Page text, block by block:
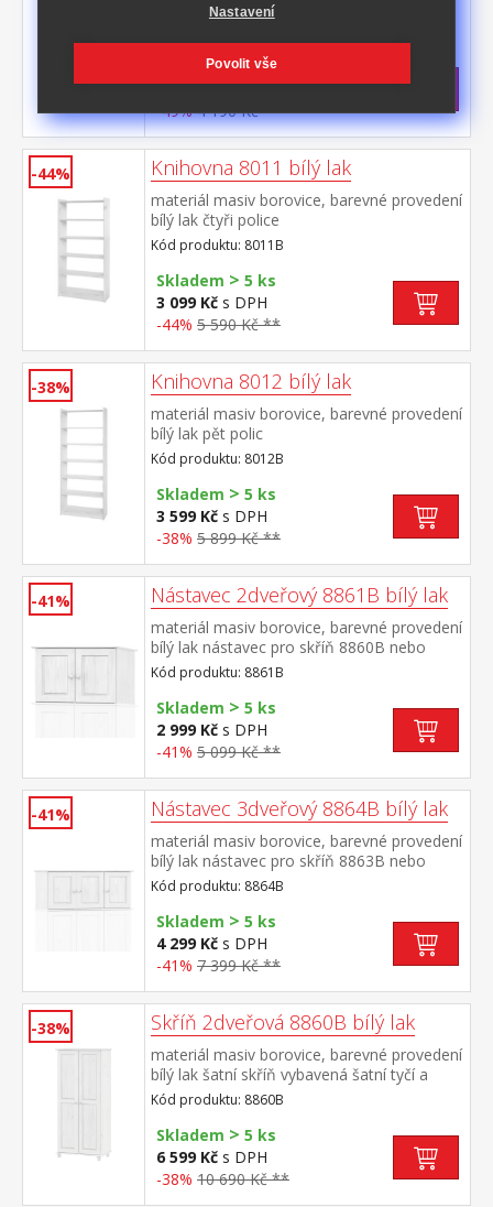
bílý lak dvě police
Skladem>5 ks
2 099 Kčs DPH
-49% 4 190 Kč **
-44% Knihovna 8011 bílý lak
materiál masiv borovice, barevné provedení
bílý lak čtyři police
Kód produktu: 8011B
Skladem > 5 ks
3 099 Kč s DPH
-44% 5 590 Kč **
-38% Knihovna 8012 bílý lak
materiál masiv borovice, barevné provedení
bílý lak pět polic
Kód produktu: 8012B
Skladem > 5 ks
3 599 Kč s DPH
-38% 5 899 Kč **
-41% Nástavec 2dveřový 8861B bílý lak
materiál masiv borovice, barevné provedení
bílý lak nástavec pro skříň 8860B nebo
8850B
Kód produktu: 8861B
Skladem > 5 ks
2 999 Kč s DPH
-41% 5 099 Kč **
-41% Nástavec 3dveřový 8864B bílý lak
materiál masiv borovice, barevné provedení
bílý lak nástavec pro skříň 8863B nebo
8851B
Kód produktu: 8864B
Skladem > 5 ks
4 299 Kč s DPH
-41% 7 399 Kč **
-38% Skříň 2dveřová 8860B bílý lak
materiál masiv borovice, barevné provedení
bílý lak šatní skříň vybavená šatní tyčí a
policí doporučený nástavec 8861B
Kód produktu: 8860B
Skladem > 5 ks
6 599 Kč s DPH
-38% 10 690 Kč **
Nastavení
Povolit vše